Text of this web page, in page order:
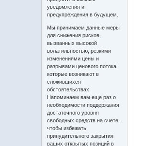
уведомления и
предупреждения в будущем.
Мы принимаем данные меры
для снижения рисков,
вызванных высокой
волатильностью, резкими
изменениями цены и
разрывами ценового потока,
которые возникают в
сложившихся
обстоятельствах.
Напоминаем вам еще раз о
необходимости поддержания
достаточного уровня
свободных средств на счете,
чтобы избежать
принудительного закрытия
ваших открытых позиций в